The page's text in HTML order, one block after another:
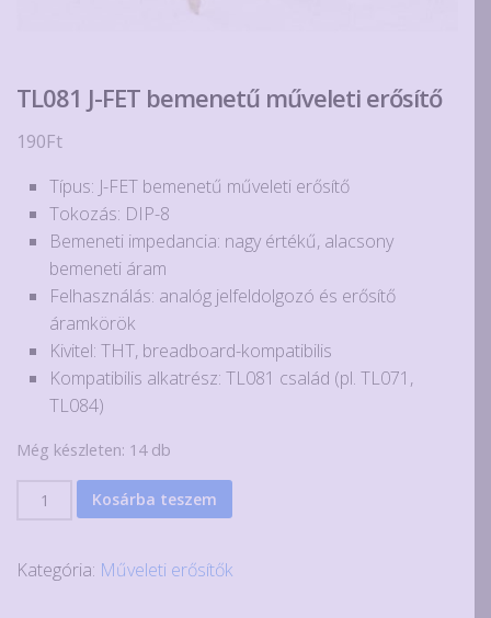
TL081 J-FET bemenetű műveleti erősítő
190Ft
Típus: J-FET bemenetű műveleti erősítő
Tokozás: DIP-8
Bemeneti impedancia: nagy értékű, alacsony
bemeneti áram
Felhasználás: analóg jelfeldolgozó és erősítő
áramkörök
Kivitel: THT, breadboard-kompatibilis
Kompatibilis alkatrész: TL081 család (pl. TL071,
TL084)
Még készleten: 14 db
TL081
bemenetű
Kosárba teszem
Kategória: Műveleti erősítők